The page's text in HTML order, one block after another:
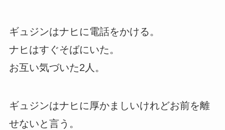
ギュジンはナヒに電話をかける。
ナヒはすぐそばにいた。
お互い気づいた2人。
ギュジンはナヒに厚かましいけれどお前を離
せないと言う。